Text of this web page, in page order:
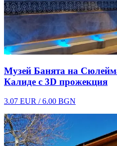
Музей Банята на
Калиде с 3D прожекция
3.07 EUR / 6.00 BGN